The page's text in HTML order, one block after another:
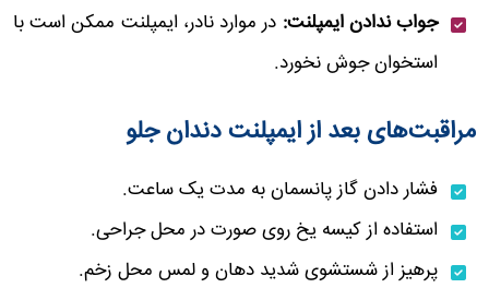
جواب ندادن ایمپلنت: در موارد نادر، ایمپلنت ممکن است با
استخوان جوش نخورد.
مراقبت‌های بعد از ایمپلنت دندان جلو
فشار دادن گاز پانسمان به مدت یک ساعت.
استفاده از کیسه یخ روی صورت در محل جراحی.
پرهیز از شستشوی شدید دهان و لمس محل زخم.